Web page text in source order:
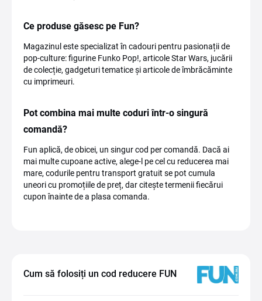
Ce produse găsesc pe Fun?
Magazinul este specializat în cadouri pentru pasionații de
pop-culture: figurine Funko Pop!, articole Star Wars, jucării
de colecție, gadgeturi tematice și articole de îmbrăcăminte
cu imprimeuri.
Pot combina mai multe coduri într-o singură
comandă?
Fun aplică, de obicei, un singur cod per comandă. Dacă ai
mai multe cupoane active, alege-l pe cel cu reducerea mai
mare, codurile pentru transport gratuit se pot cumula
uneori cu promoțiile de preț, dar citește termenii fiecărui
cupon înainte de a plasa comanda.
Cum să folosiți un cod reducere FUN